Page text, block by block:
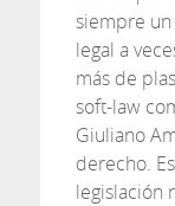
siempre
legal a
más de
soft-law
Giuliano
derecho.
legislación